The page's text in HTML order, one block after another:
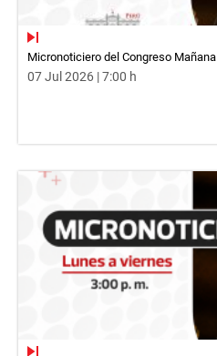
Micronoticiero del Congreso
07 Jul 2026 | 7:00 h